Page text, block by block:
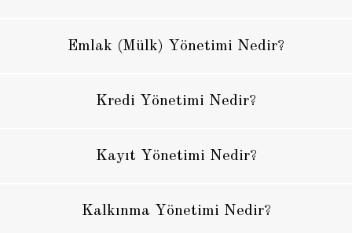
Emlak (Mülk) Yönetimi Nedir?
Kredi Yönetimi Nedir?
Kayıt Yönetimi Nedir?
Kalkınma Yönetimi Nedir?